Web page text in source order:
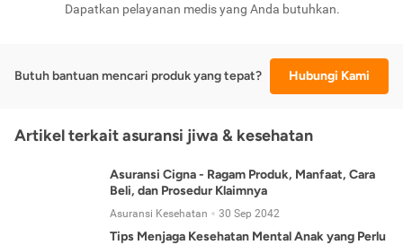
Dapatkan pelayanan medis yang Anda butuhkan.
Butuh bantuan mencari produk yang tepat? Hubungi Kami
Artikel terkait asuransi jiwa & kesehatan
Asuransi Cigna - Ragam Produk, Manfaat, Cara
Beli, dan Prosedur Klaimnya
Asuransi Kesehatan 30 Sep 2042
Tips Menjaga Kesehatan Mental Anak yang Perlu